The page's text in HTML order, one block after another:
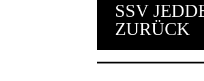
SSV
ZURÜCK